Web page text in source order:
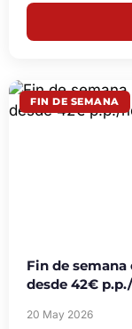
FIN DE SEMANA
Fin de
desde 42€
20 May 2026